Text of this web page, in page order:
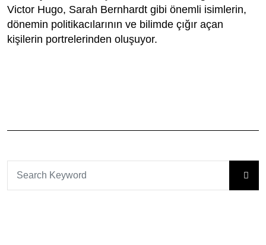
Victor Hugo, Sarah Bernhardt gibi önemli isimlerin,
dönemin politikacılarının ve bilimde çığır açan
kişilerin portrelerinden oluşuyor.